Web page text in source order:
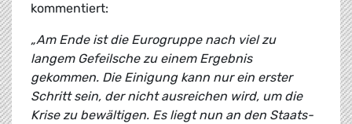
kommentiert:
„Am Ende ist die Eurogruppe nach viel zu
langem Gefeilsche zu einem Ergebnis
gekommen. Die Einigung kann nur ein erster
Schritt sein, der nicht ausreichen wird, um die
Krise zu bewältigen. Es liegt nun an den Staats-